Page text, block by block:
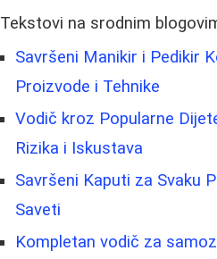
Tekstovi na srodnim
Savršeni Manikir i Pedikir
Proizvode i Tehnike
Vodič kroz Popularne
Rizika i Iskustava
Savršeni Kaputi za Svaku
Saveti
Kompletan vodič za